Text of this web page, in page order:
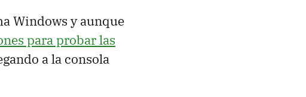
Windows y aunque
para probar las
a la consola